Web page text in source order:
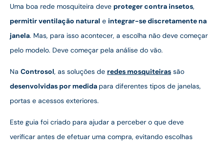
Uma boa rede mosquiteira deve proteger contra insetos,
permitir ventilação natural e integrar-se discretamente na
janela. Mas, para isso acontecer, a escolha não deve começar
pelo modelo. Deve começar pela análise do vão.
Na Controsol, as soluções de redes mosquiteiras são
desenvolvidas por medida para diferentes tipos de janelas,
portas e acessos exteriores.
Este guia foi criado para ajudar a perceber o que deve
verificar antes de efetuar uma compra, evitando escolhas